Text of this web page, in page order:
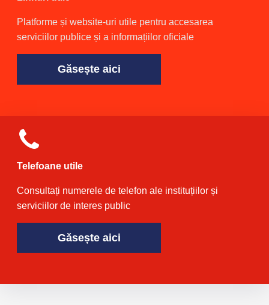
Platforme și website-uri utile pentru accesarea
serviciilor publice și a informațiilor oficiale
Găsește aici
Telefoane utile
Consultați numerele de telefon ale instituțiilor și
serviciilor de interes public
Găsește aici